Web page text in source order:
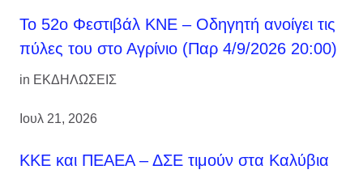
Το 52ο Φεστιβάλ ΚΝΕ – Οδηγητή ανοίγει τις
πύλες του στο Αγρίνιο (Παρ 4/9/2026 20:00)
in ΕΚΔΗΛΩΣΕΙΣ
Ιουλ 21, 2026
ΚΚΕ και ΠΕΑΕΑ – ΔΣΕ τιμούν στα Καλύβια